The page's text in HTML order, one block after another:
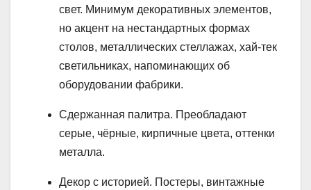
свет. Минимум декоративных элементов,
но акцент на нестандартных формах
столов, металлических стеллажах, хай-тек
светильниках, напоминающих об
оборудовании фабрики.
Сдержанная палитра. Преобладают
серые, чёрные, кирпичные цвета, оттенки
металла.
Декор с историей. Постеры, винтажные